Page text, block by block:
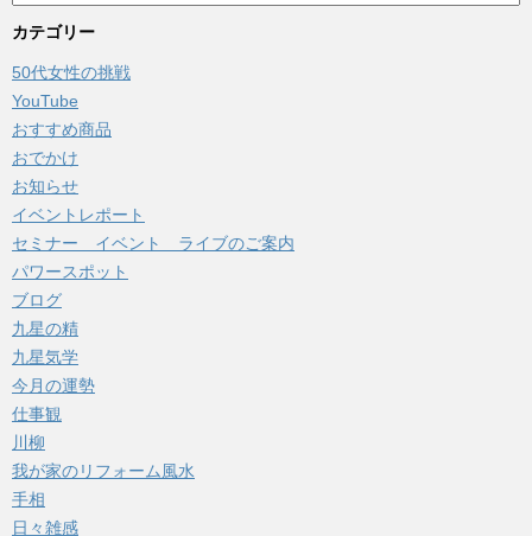
ー
カ
ブ
カテゴリー
50代女性の挑戦
YouTube
おすすめ商品
おでかけ
お知らせ
イベントレポート
セミナー イベント ライブのご案内
パワースポット
ブログ
九星の精
九星気学
今月の運勢
仕事観
川柳
我が家のリフォーム風水
手相
日々雑感